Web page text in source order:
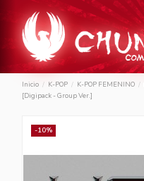
Inicio K-POP K-POP FEMENINO
[Digipack - Group Ver.]
-10%